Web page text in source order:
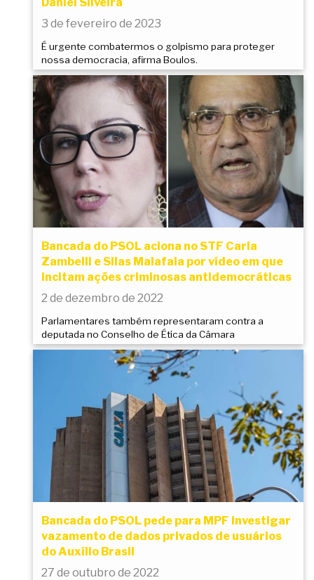
3 de fevereiro de 2023
É urgente combatermos o golpismo para proteger
nossa democracia, afirma Boulos.
Bancada do PSOL aciona no STF Carla
Zambelli e Silas Malafaia por vídeo em que
incitam ações criminosas antidemocráticas
2 de dezembro de 2022
Parlamentares também representaram contra a
deputada no Conselho de Ética da Câmara
Bancada do PSOL pede para MPF investigar
vazamento de dados privados de usuários
do Auxílio Brasil
27 de outubro de 2022